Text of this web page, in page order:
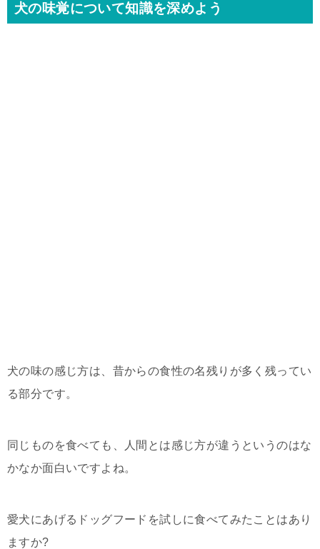
犬の味覚について知識を深めよう
犬の味の感じ方は、昔からの食性の名残りが多く残ってい
る部分です。
同じものを食べても、人間とは感じ方が違うというのはな
かなか面白いですよね。
愛犬にあげるドッグフードを試しに食べてみたことはあり
ますか?